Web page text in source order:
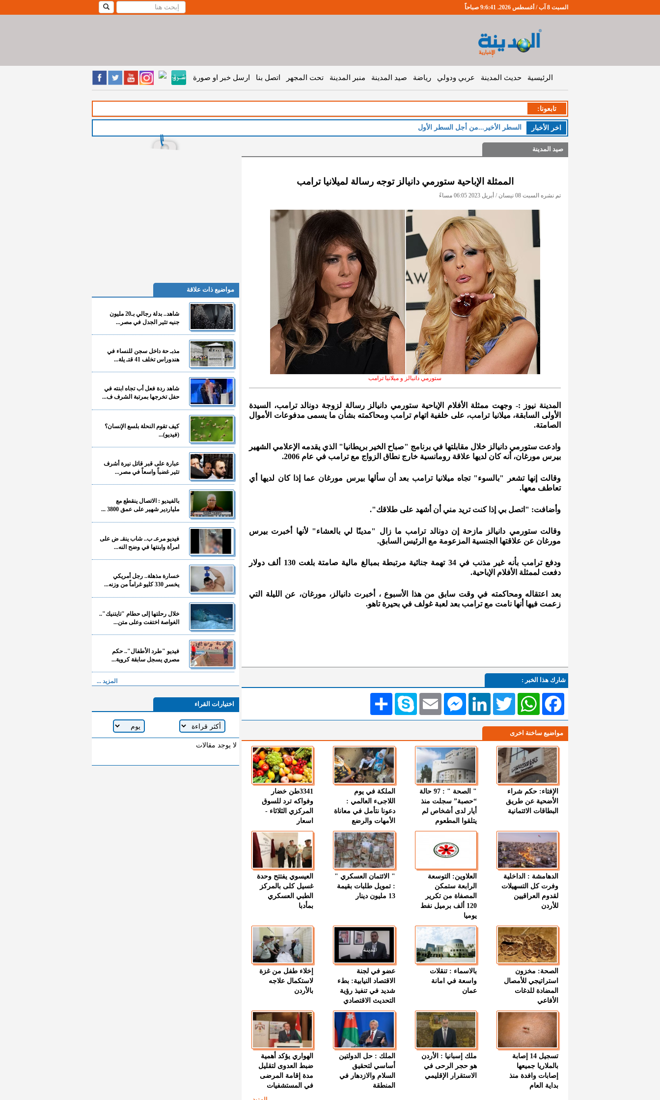
السبت 8 آب / أغسطس 2026. 9:6:41 صباحاً
الرئيسية حديث المدينة عربي ودولي رياضة صيد المدينة منبر المدينة تحت المجهر اتصل بنا ارسل خبر او صورة
تابعونا:
اخر اﻷخبار السطر الأخير...من أجل السطر الأول
صيد المدينة
الممثلة الإباحية ستورمي دانيالز توجه رسالة لميلانيا ترامب
تم نشره السبت 08 نيسان / أبريل 2023 06:05 مساءً
ستورمي دانيالز و ميلانيا ترامب
المدينة نيوز :- وجهت ممثلة الأفلام الإباحية ستورمي دانيالز رسالة لزوجة دونالد ترامب، السيدة
الأولى السابقة، ميلانيا ترامب، على خلفية اتهام ترامب ومحاكمته بشأن ما يسمى مدفوعات الأموال
الصامتة.
وادعت ستورمي دانيالز خلال مقابلتها في برنامج "صباح الخير بريطانيا" الذي يقدمه الإعلامي الشهير
بيرس مورغان، أنه كان لديها علاقة رومانسية خارج نطاق الزواج مع ترامب في عام 2006.
وقالت إنها تشعر "بالسوء" تجاه ميلانيا ترامب بعد أن سألها بيرس مورغان عما إذا كان لديها أي
تعاطف معها.
وأضافت: "اتصل بي إذا كنت تريد مني أن أشهد على طلاقك".
وقالت ستورمي دانيالز مازحة إن دونالد ترامب ما زال "مدينًا لي بالعشاء" لأنها أخبرت بيرس
مورغان عن علاقتها الجنسية المزعومة مع الرئيس السابق.
ودفع ترامب بأنه غير مذنب في 34 تهمة جنائية مرتبطة بمبالغ مالية صامتة بلغت 130 ألف دولار
دفعت لممثلة الأفلام الإباحية.
بعد اعتقاله ومحاكمته في وقت سابق من هذا الأسبوع ، أخبرت دانيالز، مورغان، عن الليلة التي
زعمت فيها أنها نامت مع ترامب بعد لعبة غولف في بحيرة تاهو.
شارك هذا الخبر :
انشر Skype EmailMessengerLinkedIn TwitterWhatsAppFacebook
مواضيع ساخنة اخرى
الإفتاء: حكم شراء
الأضحية عن طريق
البطاقات الائتمانية
" الصحة " : 97 حالة
“حصبة” سجلت منذ
أيار لدى أشخاص لم
يتلقوا المطعوم
الملكة في يوم
اللاجىء العالمي :
دعونا نتأمل في معاناة
الأمهات والرضع
3341طن خضار
وفواكه ترد للسوق
المركزي الثلاثاء -
اسعار
الدهامشة : الداخلية
وفرت كل التسهيلات
لقدوم العراقيين
للأردن
العلاوين: التوسعة
الرابعة ستمكن
المصفاة من تكرير
120 ألف برميل نفط
يوميا
" الائتمان العسكري "
: تمويل طلبات بقيمة
13 مليون دينار
العيسوي يفتتح وحدة
غسيل كلى بالمركز
الطبي العسكري
بمأدبا
الصحة: مخزون
استراتيجي للأمصال
المضادة للدغات
الأفاعي
بالاسماء : تنقلات
واسعة في امانة
عمان
عضو في لجنة
الاقتصاد النيابية: بطء
شديد في تنفيذ رؤية
التحديث الاقتصادي
إخلاء طفل من غزة
لاستكمال علاجه
بالأردن
تسجيل 14 إصابة
بالملاريا جميعها
إصابات وافدة منذ
بداية العام
ملك إسبانيا : الأردن
هو حجر الرحى في
الاستقرار الإقليمي
الملك : حل الدولتين
أساسي لتحقيق
السلام والازدهار في
المنطقة
الهواري يؤكد أهمية
ضبط العدوى لتقليل
مدة إقامة المرضى
في المستشفيات
مواضيع ذات علاقة
شاهد.. بدلة رجالي بـ20 مليون
جنيه تثير الجدل في مصر...
مذبـ حة داخل سجن للنساء في
هندوراس تخلف 41 قتـ يلة...
شاهد ردة فعل أب تجاه ابنته في
حفل تخرجها بمرتبة الشرف ف...
كيف تقوم النحلة بلسع الإنسان؟
(فيديو)...
عبارة على قبر قاتل نيرة أشرف
تثير غضباً واسعاً في مصر...
بالفيديو : الاتصال ينقطع مع
ملياردير شهير على عمق 3800 ...
فيديو مرعـ ب.. شاب ينقـ ض على
امرأة وابنتها في وضح النه...
خسارة مذهلة.. رجل أمريكي
يخسر 330 كليو غراماً من وزنه...
خلال رحلتها إلى حطام "تايتنيك"..
الغواصة اختفت وعلى متن...
فيديو "طرد الأطفال".. حكم
مصري يسجل سابقة كروية...
المزيد ...
اختيارات القراء
لا يوجد مقالات